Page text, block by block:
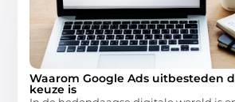
Waarom Google Ads uitbesteden
keuze is